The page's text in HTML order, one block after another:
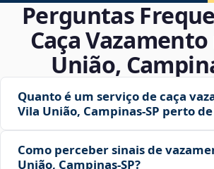
Perguntas
Caça
União,
Quanto é um serviço de caça
Vila União, Campinas‑SP perto
Como perceber sinais de
União, Campinas‑SP?